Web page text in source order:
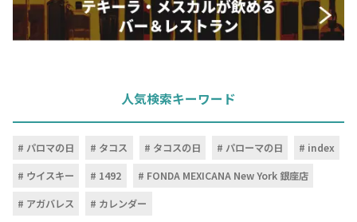
人気検索キーワード
パロマの日 タコス タコスの日 パローマの日
index
ウイスキー
1492
FONDA MEXICANA New York 銀座店
アガバレス
カレンダー